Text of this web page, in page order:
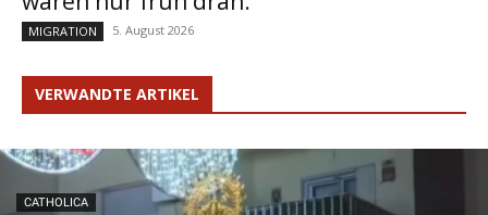
MIGRATION 5. August 2026
VERWANDTE ARTIKEL
CATHOLICA